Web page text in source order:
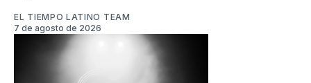
EL TIEMPO LATINO TEAM
7 de agosto de 2026